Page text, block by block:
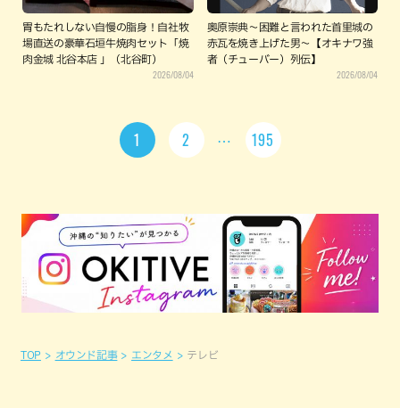
胃もたれしない自慢の脂身！自社牧
場直送の豪華石垣牛焼肉セット「焼
肉金城 北谷本店 」（北谷町）
2026/08/04
奥原崇典～困難と言われた首里城の
赤瓦を焼き上げた男～【オキナワ強
者（チューバー）列伝】
2026/08/04
1 2 195
TOP オウンド記事 エンタメ テレビ